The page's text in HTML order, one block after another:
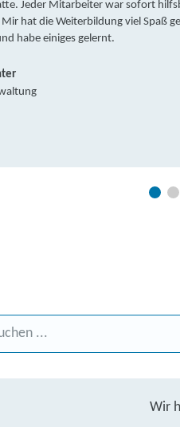
Jeder Mitarbeiter war sofort
hat die Weiterbildung viel Spaß
habe einiges gelernt.
Wir